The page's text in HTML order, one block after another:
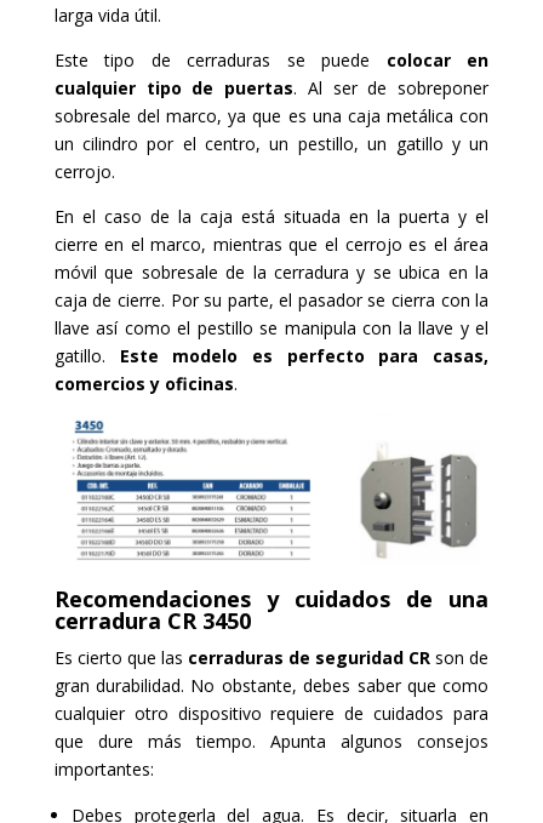
larga vida útil.
Este tipo de cerraduras se puede colocar en
cualquier tipo de puertas. Al ser de sobreponer
sobresale del marco, ya que es una caja metálica con
un cilindro por el centro, un pestillo, un gatillo y un
cerrojo.
En el caso de la caja está situada en la puerta y el
cierre en el marco, mientras que el cerrojo es el área
móvil que sobresale de la cerradura y se ubica en la
caja de cierre. Por su parte, el pasador se cierra con la
llave así como el pestillo se manipula con la llave y el
gatillo. Este modelo es perfecto para casas,
comercios y oficinas.
Recomendaciones y cuidados de una
cerradura CR 3450
Es cierto que las cerraduras de seguridad CR son de
gran durabilidad. No obstante, debes saber que como
cualquier otro dispositivo requiere de cuidados para
que dure más tiempo. Apunta algunos consejos
importantes:
Debes protegerla del agua. Es decir, situarla en